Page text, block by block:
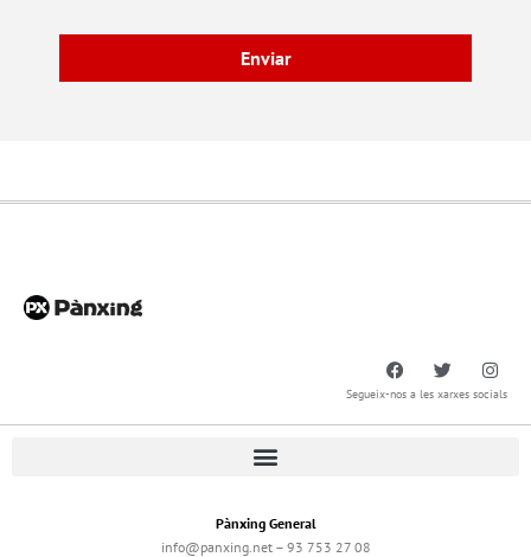
Enviar
Segueix-nos a les xarxes socials
Pànxing General
info@panxing.net – 93 753 27 08